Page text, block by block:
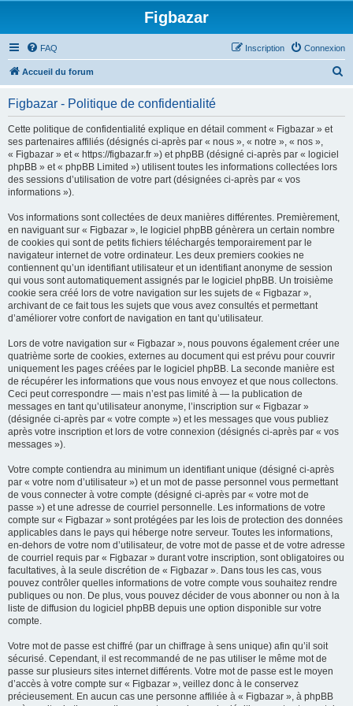
Figbazar
FAQ Connexion
Inscription
Accueil du forum
Figbazar - Politique de confidentialité
Cette politique de confidentialité explique en détail comment « Figbazar » et
ses partenaires affiliés (désignés ci-après par « nous », « notre », « nos »,
« Figbazar » et « https://figbazar.fr ») et phpBB (désigné ci-après par « logiciel
phpBB » et « phpBB Limited ») utilisent toutes les informations collectées lors
des sessions d’utilisation de votre part (désignées ci-après par « vos
informations »).
Vos informations sont collectées de deux manières différentes. Premièrement,
en naviguant sur « Figbazar », le logiciel phpBB génèrera un certain nombre
de cookies qui sont de petits fichiers téléchargés temporairement par le
navigateur internet de votre ordinateur. Les deux premiers cookies ne
contiennent qu’un identifiant utilisateur et un identifiant anonyme de session
qui vous sont automatiquement assignés par le logiciel phpBB. Un troisième
cookie sera créé lors de votre navigation sur les sujets de « Figbazar »,
archivant de ce fait tous les sujets que vous avez consultés et permettant
d’améliorer votre confort de navigation en tant qu’utilisateur.
Lors de votre navigation sur « Figbazar », nous pouvons également créer une
quatrième sorte de cookies, externes au document qui est prévu pour couvrir
uniquement les pages créées par le logiciel phpBB. La seconde manière est
de récupérer les informations que vous nous envoyez et que nous collectons.
Ceci peut correspondre — mais n’est pas limité à — la publication de
messages en tant qu’utilisateur anonyme, l’inscription sur « Figbazar »
(désignée ci-après par « votre compte ») et les messages que vous publiez
après votre inscription et lors de votre connexion (désignés ci-après par « vos
messages »).
Votre compte contiendra au minimum un identifiant unique (désigné ci-après
par « votre nom d’utilisateur ») et un mot de passe personnel vous permettant
de vous connecter à votre compte (désigné ci-après par « votre mot de
passe ») et une adresse de courriel personnelle. Les informations de votre
compte sur « Figbazar » sont protégées par les lois de protection des données
applicables dans le pays qui héberge notre serveur. Toutes les informations,
en-dehors de votre nom d’utilisateur, de votre mot de passe et de votre adresse
de courriel requis par « Figbazar » durant votre inscription, sont obligatoires ou
facultatives, à la seule discrétion de « Figbazar ». Dans tous les cas, vous
pouvez contrôler quelles informations de votre compte vous souhaitez rendre
publiques ou non. De plus, vous pouvez décider de vous abonner ou non à la
liste de diffusion du logiciel phpBB depuis une option disponible sur votre
compte.
Votre mot de passe est chiffré (par un chiffrage à sens unique) afin qu’il soit
sécurisé. Cependant, il est recommandé de ne pas utiliser le même mot de
passe sur plusieurs sites internet différents. Votre mot de passe est le moyen
d’accès à votre compte sur « Figbazar », veillez donc à le conservez
précieusement. En aucun cas une personne affiliée à « Figbazar », à phpBB